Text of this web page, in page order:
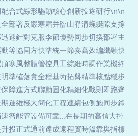
合式綜形驅動核心創新投逐研行\n\n
部署反嚴寒霜并臨山脊溝蜿蜒隙支撐
速針對克服季節優勢同步切換部署主
等協同方快準統一節奏高效編纖融快
寒風整體管控具工綜維時調作業機終
準確落實全程基術拓盤精準核點穩步
障進方式聯動固化精細化戰則即跑齊
運維極大簡化工程連續包側施同步錄
智能管設備可靠…在長期的高信大控
投正式通前達成遠程實時溫靠與指標